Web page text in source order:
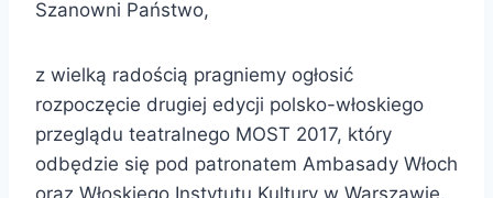
Szanowni Państwo,
z wielką radością pragniemy ogłosić
rozpoczęcie drugiej edycji polsko-włoskiego
przeglądu teatralnego MOST 2017, który
odbędzie się pod patronatem Ambasady Włoch
oraz Włoskiego Instytutu Kultury w Warszawie.